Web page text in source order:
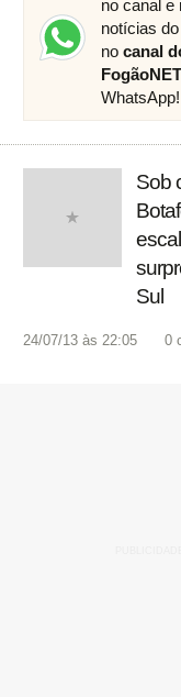
no canal e
notícias
no canal
FogãoNET
WhatsApp!
Sob
Sul
24/07/13 às 22:05 0